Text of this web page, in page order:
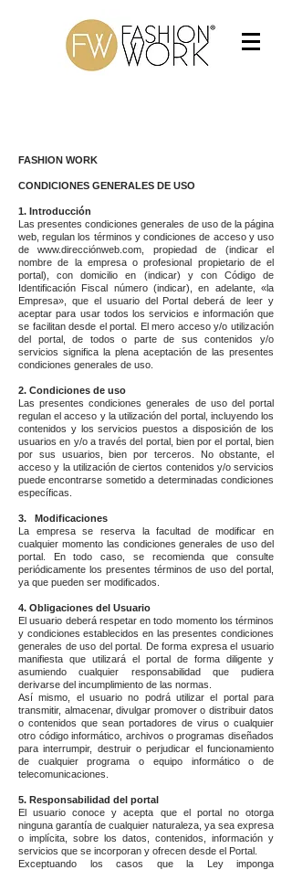
FASHION WORK
CONDICIONES GENERALES DE USO
1. Introducción
Las presentes condiciones generales de uso de la página
web, regulan los términos y condiciones de acceso y uso
dewww.direcciónweb.com, propiedad de (indicar el
nombre de la empresa o profesional propietario de el
portal), con domicilio en (indicar) y con Código de
Identificación Fiscal número (indicar), en adelante, «la
Empresa», que el usuario del Portal deberá de leer y
aceptar para usar todos los servicios e información que
se facilitan desde el portal. El mero acceso y/o utilización
del portal, de todos o parte de sus contenidos y/o
servicios significa la plena aceptación de las presentes
condiciones generales de uso.
2. Condiciones de uso
Las presentes condiciones generales de uso del portal
regulan el acceso y la utilización del portal, incluyendo los
contenidos y los servicios puestos a disposición de los
usuarios en y/o a través del portal, bien por el portal, bien
por sus usuarios, bien por terceros. No obstante, el
acceso y la utilización de ciertos contenidos y/o servicios
puede encontrarse sometido a determinadas condiciones
específicas.
3. Modificaciones
La empresa se reserva la facultad de modificar en
cualquier momento las condiciones generales de uso del
portal. En todo caso, se recomienda que consulte
periódicamente los presentes términos de uso del portal,
ya que pueden ser modificados.
4. Obligaciones del Usuario
El usuario deberá respetar en todo momento los términos
y condiciones establecidos en las presentes condiciones
generales de uso del portal. De forma expresa el usuario
manifiesta que utilizará el portal de forma diligente y
asumiendo cualquier responsabilidad que pudiera
derivarse del incumplimiento de las normas.
Así mismo, el usuario no podrá utilizar el portal para
transmitir, almacenar, divulgar promover o distribuir datos
o contenidos que sean portadores de virus o cualquier
otro código informático, archivos o programas diseñados
para interrumpir, destruir o perjudicar el funcionamiento
de cualquier programa o equipo informático o de
telecomunicaciones.
5. Responsabilidad del portal
El usuario conoce y acepta que el portal no otorga
ninguna garantía de cualquier naturaleza, ya sea expresa
o implícita, sobre los datos, contenidos, información y
servicios que se incorporan y ofrecen desde el Portal.
Exceptuando los casos que la Ley imponga